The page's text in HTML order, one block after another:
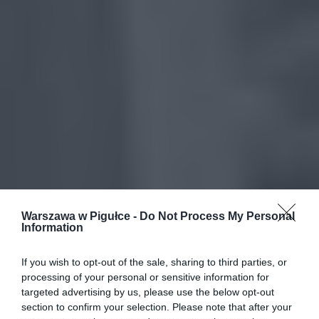
Warszawa w Pigułce - Do Not Process My Personal
Information
If you wish to opt-out of the sale, sharing to third parties, or
processing of your personal or sensitive information for
targeted advertising by us, please use the below opt-out
section to confirm your selection. Please note that after your